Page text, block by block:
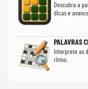
Descubra a
dicas e
PALAVRAS
Interprete as
ritmo.